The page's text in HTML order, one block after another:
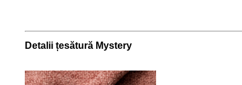
Detalii țesătură Mystery